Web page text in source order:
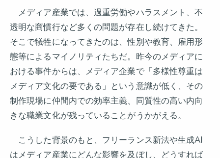
メディア産業では、過重労働やハラスメント、不
透明な商慣行など多くの問題が存在し続けてきた。
そこで犠牲になってきたのは、性別や教育、雇用形
態等によるマイノリティたちだ。昨今のメディアに
おける事件からは、メディア企業で「多様性尊重は
メディア文化の要である」という意識が低く、その
制作現場に仲間内での効率主義、同質性の高い内向
きな職業文化が残っていることがうかがえる。
こうした背景のもと、フリーランス新法や生成AI
はメディア産業にどんな影響を及ぼし、どうすれば